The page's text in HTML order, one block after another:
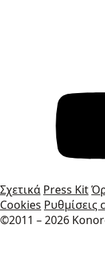
Σχετικά Press Kit
Cookies Ρυθμίσεις
©2011 – 2026